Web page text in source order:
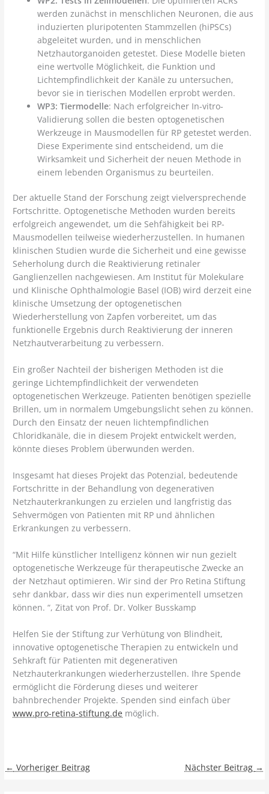
werden zunächst in menschlichen Neuronen, die aus
induzierten pluripotenten Stammzellen (hiPSCs)
abgeleitet wurden, und in menschlichen
Netzhautorganoiden getestet. Diese Modelle bieten
eine wertvolle Möglichkeit, die Funktion und
Lichtempfindlichkeit der Kanäle zu untersuchen,
bevor sie in tierischen Modellen erprobt werden.
WP3: Tiermodelle: Nach erfolgreicher In-vitro-
Validierung sollen die besten optogenetischen
Werkzeuge in Mausmodellen für RP getestet werden.
Diese Experimente sind entscheidend, um die
Wirksamkeit und Sicherheit der neuen Methode in
einem lebenden Organismus zu beurteilen.
Der aktuelle Stand der Forschung zeigt vielversprechende
Fortschritte. Optogenetische Methoden wurden bereits
erfolgreich angewendet, um die Sehfähigkeit bei RP-
Mausmodellen teilweise wiederherzustellen. In humanen
klinischen Studien wurde die Sicherheit und eine gewisse
Seherholung durch die Reaktivierung retinaler
Ganglienzellen nachgewiesen. Am Institut für Molekulare
und Klinische Ophthalmologie Basel (IOB) wird derzeit eine
klinische Umsetzung der optogenetischen
Wiederherstellung von Zapfen vorbereitet, um das
funktionelle Ergebnis durch Reaktivierung der inneren
Netzhautverarbeitung zu verbessern.
Ein großer Nachteil der bisherigen Methoden ist die
geringe Lichtempfindlichkeit der verwendeten
optogenetischen Werkzeuge. Patienten benötigen spezielle
Brillen, um in normalem Umgebungslicht sehen zu können.
Durch den Einsatz der neuen lichtempfindlichen
Chloridkanäle, die in diesem Projekt entwickelt werden,
könnte dieses Problem überwunden werden.
Insgesamt hat dieses Projekt das Potenzial, bedeutende
Fortschritte in der Behandlung von degenerativen
Netzhauterkrankungen zu erzielen und langfristig das
Sehvermögen von Patienten mit RP und ähnlichen
Erkrankungen zu verbessern.
“Mit Hilfe künstlicher Intelligenz können wir nun gezielt
optogenetische Werkzeuge für therapeutische Zwecke an
der Netzhaut optimieren. Wir sind der Pro Retina Stiftung
sehr dankbar, dass wir dies nun experimentell umsetzen
können. “, Zitat von Prof. Dr. Volker Busskamp
Helfen Sie der Stiftung zur Verhütung von Blindheit,
innovative optogenetische Therapien zu entwickeln und
Sehkraft für Patienten mit degenerativen
Netzhauterkrankungen wiederherzustellen. Ihre Spende
ermöglicht die Förderung dieses und weiterer
bahnbrechender Projekte. Spenden sind einfach über
www.pro-retina-stiftung.de möglich.
← Vorheriger Beitrag Nächster Beitrag →